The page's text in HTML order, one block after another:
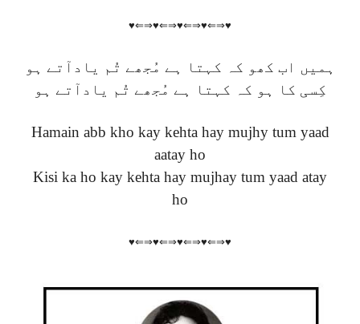
♥⇐⇒♥⇐⇒♥⇐⇒♥⇐⇒♥
ہمیں اب کھو کہ کہتا ہے مُجھے تُم یادآتے ہو
کِسی کا ہو کہ کہتا ہے مُجھے تُم یادآتے ہو
Hamain abb kho kay kehta hay mujhy tum yaad
aatay ho
Kisi ka ho kay kehta hay mujhay tum yaad atay
ho
♥⇐⇒♥⇐⇒♥⇐⇒♥⇐⇒♥